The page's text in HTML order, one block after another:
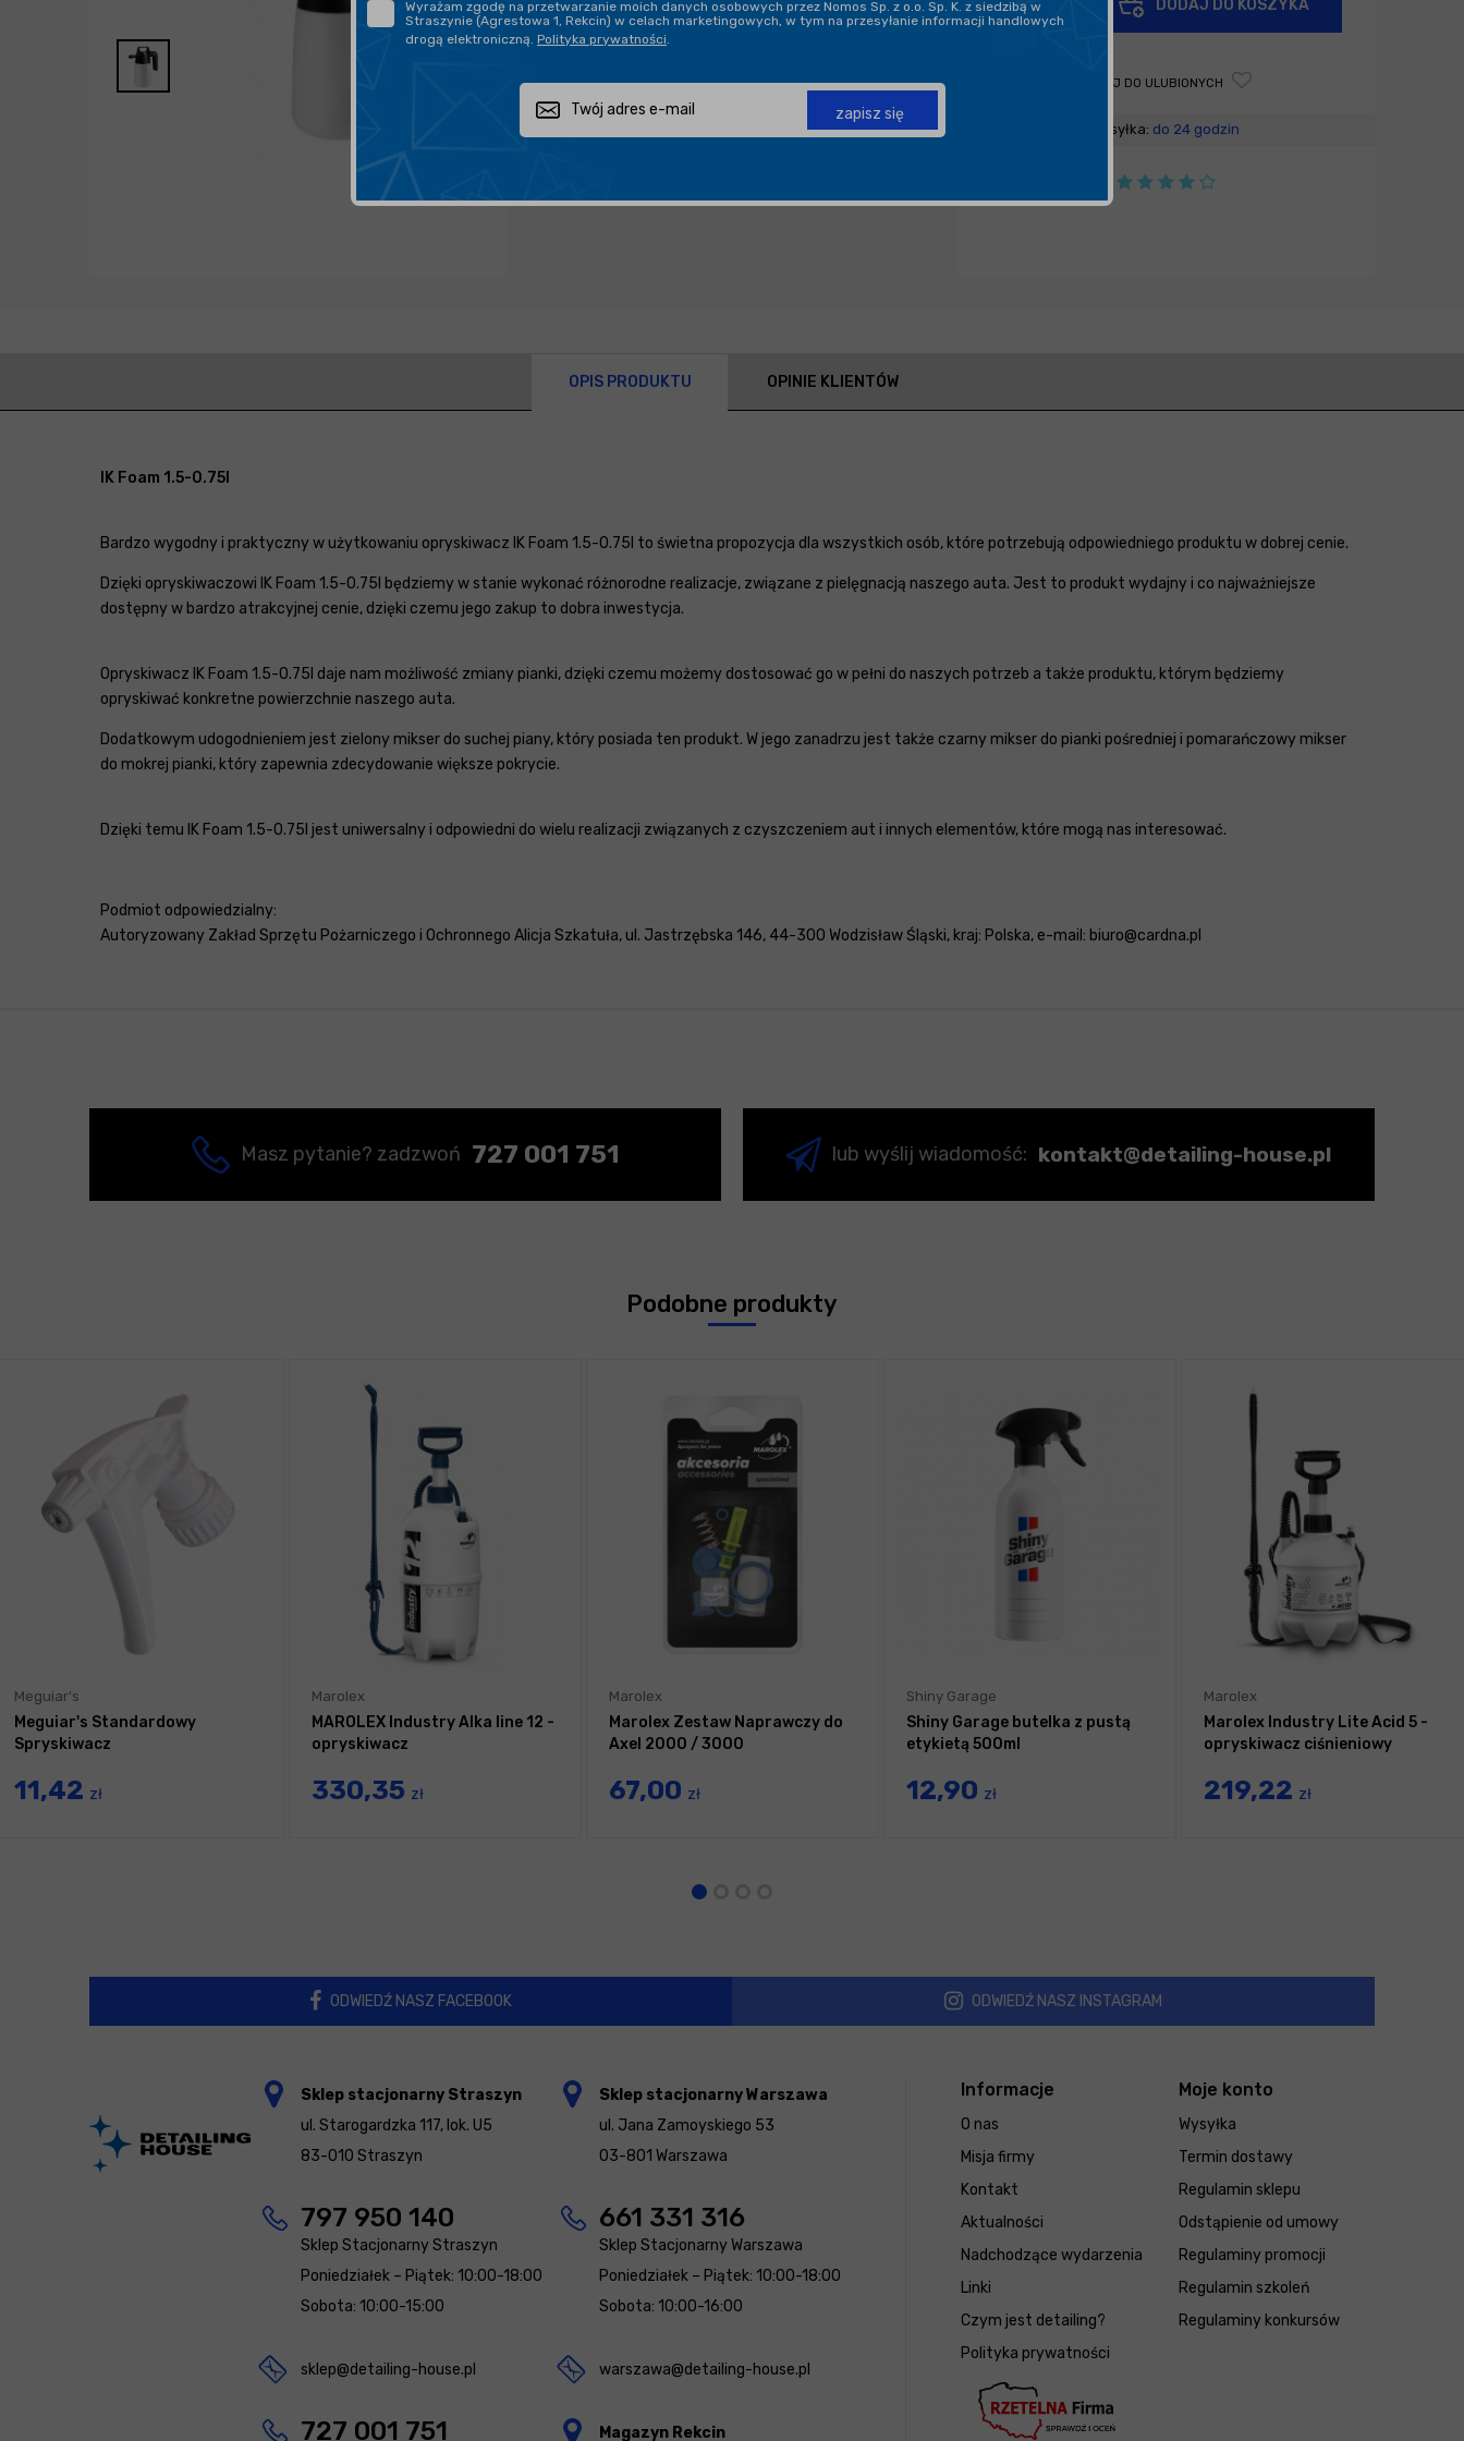
Zapytaj o produkt
-
DODAJ DO KOSZYKA
DODAJ DO ULUBIONYCH
Wysyłka: do 24 godzin
OPIS PRODUKTU OPINIE KLIENTÓW
IK Foam 1.5-0.75l
Bardzo wygodny i praktyczny w użytkowaniu opryskiwacz IK Foam 1.5-0.75l to świetna propozycja dla wszystkich osób, które potrzebują odpowiedniego produktu w dobrej cenie.
Dzięki opryskiwaczowi IK Foam 1.5-0.75l będziemy w stanie wykonać różnorodne realizacje, związane z pielęgnacją naszego auta. Jest to produkt wydajny i co najważniejsze
dostępny w bardzo atrakcyjnej cenie, dzięki czemu jego zakup to dobra inwestycja.
Opryskiwacz IK Foam 1.5-0.75l daje nam możliwość zmiany pianki, dzięki czemu możemy dostosować go w pełni do naszych potrzeb a także produktu, którym będziemy
opryskiwać konkretne powierzchnie naszego auta.
Dodatkowym udogodnieniem jest zielony mikser do suchej piany, który posiada ten produkt. W jego zanadrzu jest także czarny mikser do pianki pośredniej i pomarańczowy mikser
do mokrej pianki, który zapewnia zdecydowanie większe pokrycie.
Dzięki temu IK Foam 1.5-0.75l jest uniwersalny i odpowiedni do wielu realizacji związanych z czyszczeniem aut i innych elementów, które mogą nas interesować.
Podmiot odpowiedzialny:
Autoryzowany Zakład Sprzętu Pożarniczego i Ochronnego Alicja Szkatuła, ul. Jastrzębska 146, 44-300 Wodzisław Śląski, kraj: Polska, e-mail: biuro@cardna.pl
Masz pytanie? zadzwoń 727 001 751 lub wyślij wiadomość: kontakt@detailing-house.pl
Podobne produkty
Meguiar's
Meguiar's Standardowy
Spryskiwacz
11,42 zł
Marolex
MAROLEX Industry Alka line 12 -
opryskiwacz
330,35 zł
Marolex
Marolex Zestaw Naprawczy do
Axel 2000 / 3000
67,00 zł
Shiny Garage
Shiny Garage butelka z pustą
etykietą 500ml
12,90 zł
Marolex
Marolex Industry Lite Acid 5 -
opryskiwacz ciśnieniowy
219,22 zł
ODWIEDŹ NASZ FACEBOOK ODWIEDŹ NASZ INSTAGRAM
Wyrażam zgodę na przetwarzanie moich danych osobowych przez Nomos Sp. z o.o. Sp. K. z siedzibą w
Straszynie (Agrestowa 1, Rekcin) w celach marketingowych, w tym na przesyłanie informacji handlowych
drogą elektroniczną. Polityka prywatności
zapisz się
Informacje
O nas
Misja firmy
Kontakt
Aktualności
Nadchodzące wydarzenia
Linki
Czym jest detailing?
Polityka prywatności
Moje konto
Wysyłka
Termin dostawy
Regulamin sklepu
Odstąpienie od umowy
Regulaminy promocji
Regulamin szkoleń
Regulaminy konkursów
Sklep stacjonarny Straszyn
ul. Starogardzka 117, lok. U5
83-010 Straszyn
797 950 140
Sklep Stacjonarny Straszyn
Poniedziałek – Piątek: 10:00-18:00
Sobota: 10:00-15:00
sklep@detailing-house.pl
727 001 751
Sklep stacjonarny Warszawa
ul. Jana Zamoyskiego 53
03-801 Warszawa
661 331 316
Sklep Stacjonarny Warszawa
Poniedziałek – Piątek: 10:00-18:00
Sobota: 10:00-16:00
warszawa@detailing-house.pl
Magazyn Rekcin